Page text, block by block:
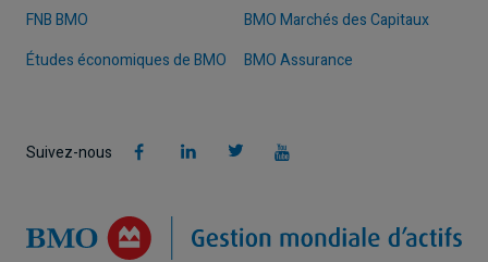
FNB BMO
BMO Marchés des Capitaux
Études économiques de BMO
BMO Assurance
Suivez-nous